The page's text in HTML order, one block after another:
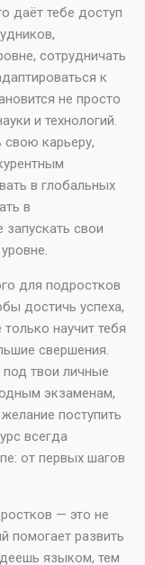
даёт тебе доступ
сотрудничать
к
не просто
и технологий.
карьеру,
в глобальных
в
свои
для подростков
достичь успеха,
научит тебя
свершения.
твои личные
экзаменам,
поступить
всегда
от первых шагов
— это не
помогает развить
языком, тем